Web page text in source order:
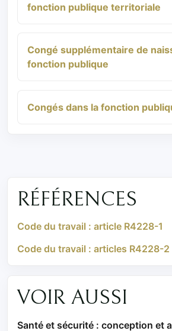
fonction publique territoriale
Congé supplémentaire de
fonction publique
Congés dans la fonction
RÉFÉRENCES
Code du travail : article R4228-1
Code du travail : articles R4228-
VOIR AUSSI
Santé et sécurité : conception et